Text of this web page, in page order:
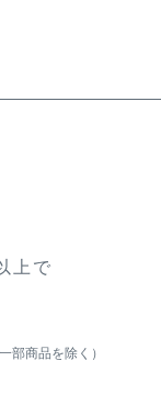
上で
部商品を除く）